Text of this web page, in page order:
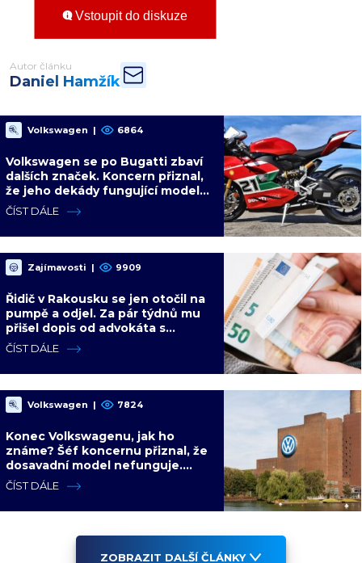
Vstoupit do diskuze
Autor článku
Daniel Hamžík
Volkswagen | 6864
Volkswagen se po Bugatti zbaví
dalších značek. Koncern přiznal,
že jeho dekády fungující model
je u konce
ČÍST DÁLE
Zajímavosti | 9909
Řidič v Rakousku se jen otočil na
pumpě a odjel. Za pár týdnů mu
přišel dopis od advokáta s
požadavkem 9 300 Kč
ČÍST DÁLE
Volkswagen | 7824
Konec Volkswagenu, jak ho
známe? Šéf koncernu přiznal, že
dosavadní model nefunguje.
Ekonom predikuje čínské
ČÍST DÁLE
ZOBRAZIT DALŠÍ ČLÁNKY